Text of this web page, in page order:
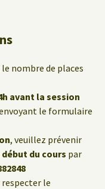
le nombre de places
avant la session
le formulaire
, veuillez prévenir
du cours par
respecter le